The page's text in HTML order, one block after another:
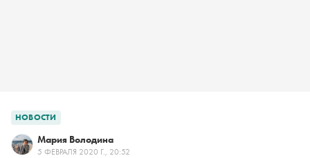
НОВОСТИ
Мария Володина
5 ФЕВРАЛЯ 2020 Г., 20:52